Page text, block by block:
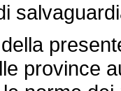
province